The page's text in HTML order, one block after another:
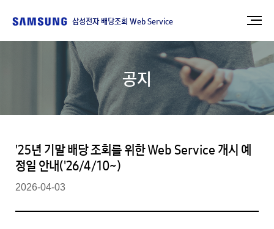
삼성전자 배당조회 Web Service
공지
'25년 기말 배당 조회를 위한 Web Service 개시 예
정일 안내('26/4/10~)
2026-04-03